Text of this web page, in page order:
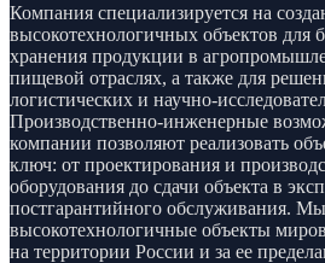
Компания специализируется на
высокотехнологичных объектов для
хранения продукции в
пищевой отраслях, а также для
логистических и научно-
Производственно-инженерные
компании позволяют реализовать
ключ: от проектирования и
оборудования до сдачи объекта в
постгарантийного обслуживания.
высокотехнологичные объекты
на территории России и за ее